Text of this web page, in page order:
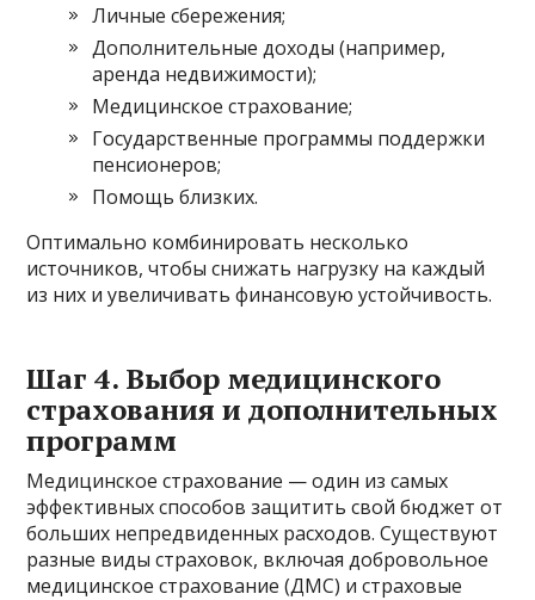
Личные сбережения;
Дополнительные доходы (например,
аренда недвижимости);
Медицинское страхование;
Государственные программы поддержки
пенсионеров;
Помощь близких.
Оптимально комбинировать несколько
источников, чтобы снижать нагрузку на каждый
из них и увеличивать финансовую устойчивость.
Шаг 4. Выбор медицинского
страхования и дополнительных
программ
Медицинское страхование — один из самых
эффективных способов защитить свой бюджет от
больших непредвиденных расходов. Существуют
разные виды страховок, включая добровольное
медицинское страхование (ДМС) и страховые